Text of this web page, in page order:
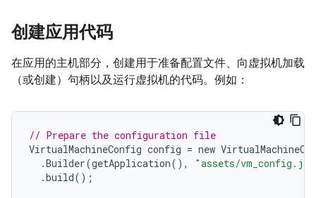
创建应用代码
在应用的主机部分，创建用于准备配置文件、向虚拟机加载
（或创建）句柄以及运行虚拟机的代码。例如：
// Prepare the configuration file
VirtualMachineConfig config = new
.Builder(getApplication(),
"assets/
.build();